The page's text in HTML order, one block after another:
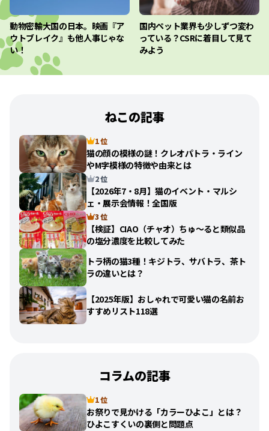
動物密輸大国の日本。映画『ア
ウトブレイク』も他人事じゃな
い！
国内ペット業界も少しずつ変わ
っている？CSRに着目して見て
みよう
ねこの記事
1 位
猫の顔の模様の謎！クレオパトラ・ライン
やM字模様の特徴や由来とは
2 位
【2026年7・8月】猫のイベント・マルシ
ェ・展示会情報！全国版
3 位
【検証】CIAO（チャオ）ちゅ〜ると類似品
の塩分濃度を比較してみた
トラ柄の猫3種！キジトラ、サバトラ、茶ト
ラの違いとは？
【2025年版】おしゃれで可愛い猫の名前お
すすめリスト118選
コラムの記事
1 位
お祭りで見かける「カラーひよこ」とは？
ひよこすくいの裏側と問題点